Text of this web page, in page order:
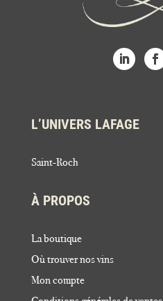
L’UNIVERS LAFAGE
Saint-Roch
À PROPOS
La boutique
Où trouver nos vins
Mon compte